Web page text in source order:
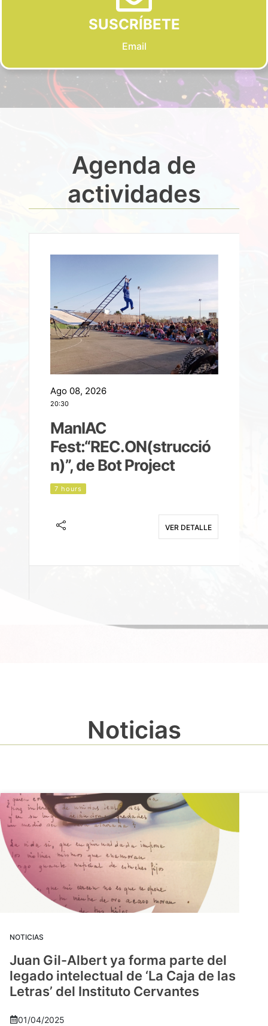
SUSCRÍBETE
Email
Agenda de
actividades
Ago 08, 2026
20:30
ManIAC
Fest:“REC.ON(strucció
n)”, de Bot Project
7 hours
VER DETALLE
Noticias
NOTICIAS
Juan Gil-Albert ya forma parte del
legado intelectual de ‘La Caja de las
Letras’ del Instituto Cervantes
01/04/2025